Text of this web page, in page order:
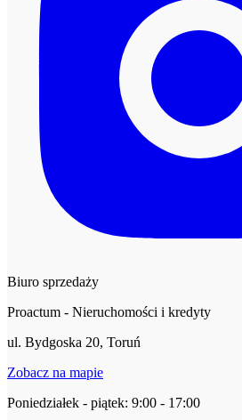
Biuro sprzedaży
Proactum - Nieruchomości i kredyty
ul. Bydgoska 20, Toruń
Zobacz na mapie
Poniedziałek - piątek: 9:00 - 17:00